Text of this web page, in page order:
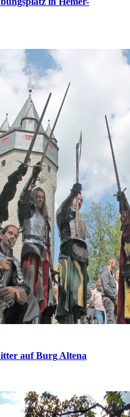
auf Burg Altena